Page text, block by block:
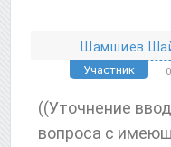
Шамшиев
Участник
((Уточнение
вопроса с